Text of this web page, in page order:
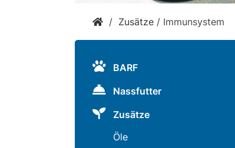
/ Zusätze / Immunsystem
BARF
Nassfutter
Zusätze
Öle